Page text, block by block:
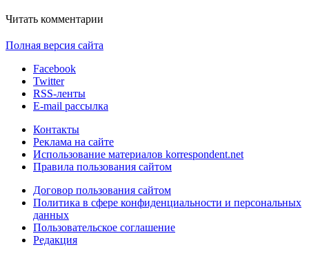
Читать комментарии
Полная версия сайта
Facebook
Twitter
RSS-ленты
E-mail рассылка
Контакты
Реклама на сайте
Использование материалов korrespondent.net
Правила пользования сайтом
Договор пользования сайтом
Политика в сфере конфиденциальности и персональных
данных
Пользовательское соглашение
Редакция